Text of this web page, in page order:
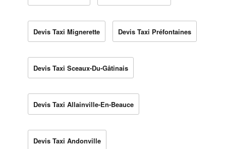
Devis Taxi Mignerette Devis Taxi Préfontaines
Devis Taxi Sceaux-Du-Gâtinais
Devis Taxi Allainville-En-Beauce
Devis Taxi Andonville